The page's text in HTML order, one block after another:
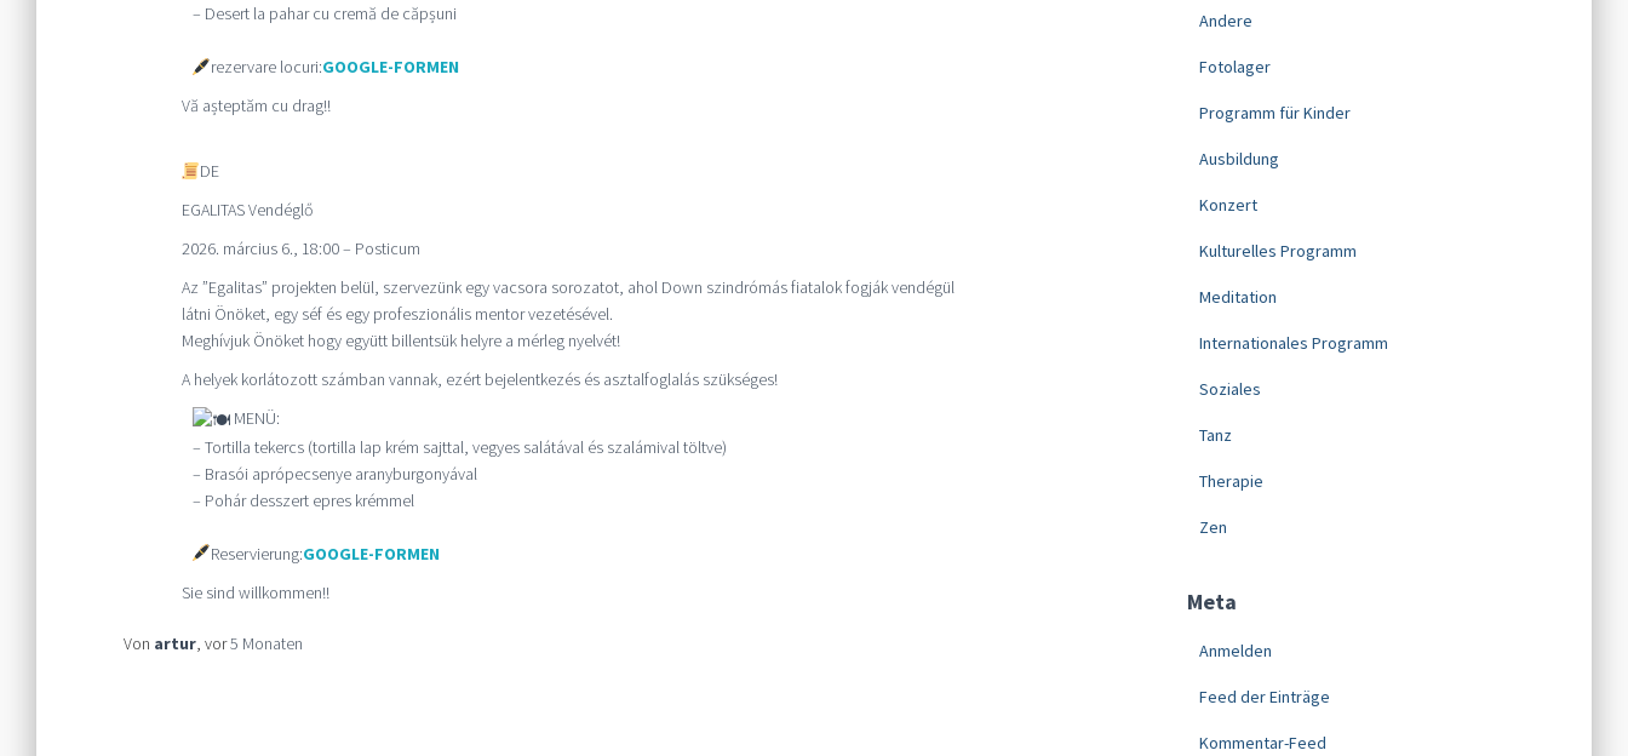
– Desert la pahar cu cremă de căpșuni
rezervare locuri:GOOGLE-FORMEN
Vă așteptăm cu drag!!
DE
EGALITAS Vendéglő
2026. március 6., 18:00 – Posticum
Az ”Egalitas” projekten belül, szervezünk egy vacsora sorozatot, ahol Down szindrómás fiatalok fogják vendégül
látni Önöket, egy séf és egy profeszionális mentor vezetésével.
Meghívjuk Önöket hogy együtt billentsük helyre a mérleg nyelvét!
A helyek korlátozott számban vannak, ezért bejelentkezés és asztalfoglalás szükséges!
MENÜ:
– Tortilla tekercs (tortilla lap krém sajttal, vegyes salátával és szalámival töltve)
– Brasói aprópecsenye aranyburgonyával
– Pohár desszert epres krémmel
Reservierung:GOOGLE-FORMEN
Sie sind willkommen!!
Von artur, vor5 Monaten
Andere
Fotolager
Programm für Kinder
Ausbildung
Konzert
Kulturelles Programm
Meditation
Internationales Programm
Soziales
Tanz
Therapie
Zen
Meta
Anmelden
Feed der Einträge
Kommentar-Feed